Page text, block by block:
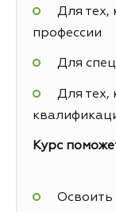
Для тех,
профессии
Для
Для тех,
Курс
Освоить